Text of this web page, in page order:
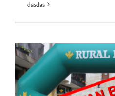
dasdas